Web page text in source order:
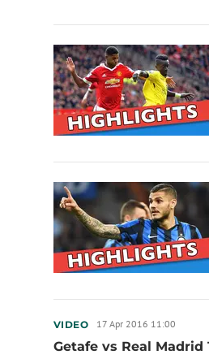
VIDEO 17 Apr 2016 11:00
Getafe vs Real Madrid